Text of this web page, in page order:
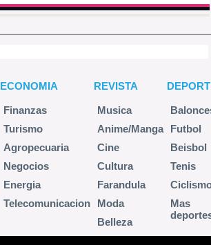
ECONOMIA
Finanzas
Turismo
Agropecuaria
Negocios
Energia
Telecomunicacion
REVISTA
Musica
Anime/Manga
Cine
Cultura
Farandula
Moda
Belleza
Futbol
Beisbol
Tenis
Mas